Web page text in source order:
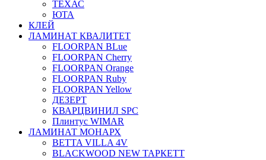
ТЕХАС
ЮТА
КЛЕЙ
ЛАМИНАТ КВАЛИТЕТ
FLOORPAN BLue
FLOORPAN Cherry
FLOORPAN Orange
FLOORPAN Ruby
FLOORPAN Yellow
ДЕЗЕРТ
КВАРЦВИНИЛ SPC
Плинтус WIMAR
ЛАМИНАТ МОНАРХ
BETTA VILLA 4V
BLACKWOOD NEW ТАРКЕТТ